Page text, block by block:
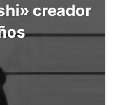
creador